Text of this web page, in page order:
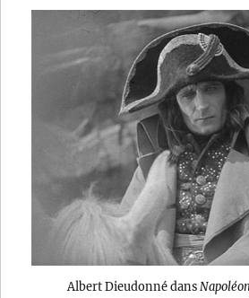
Albert Dieudonné dansNapoléon